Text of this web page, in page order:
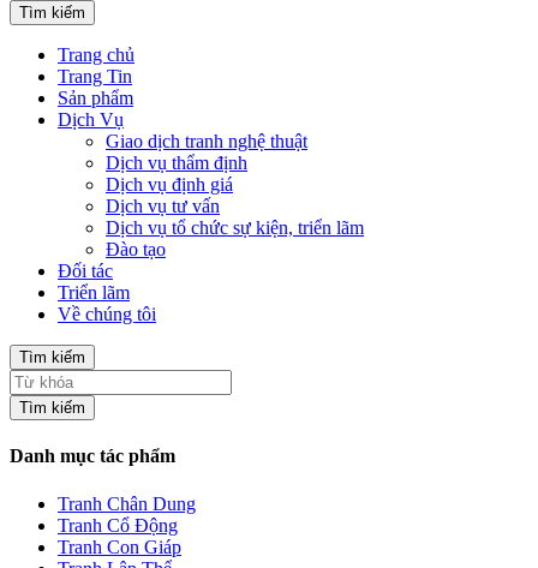
Tìm kiếm
Trang chủ
Trang Tin
Sản phẩm
Dịch Vụ
Giao dịch tranh nghệ thuật
Dịch vụ thẩm định
Dịch vụ định giá
Dịch vụ tư vấn
Dịch vụ tổ chức sự kiện, triển lãm
Đào tạo
Đối tác
Triển lãm
Về chúng tôi
Tìm kiếm
Tìm kiếm
Danh mục tác phẩm
Tranh Chân Dung
Tranh Cổ Động
Tranh Con Giáp